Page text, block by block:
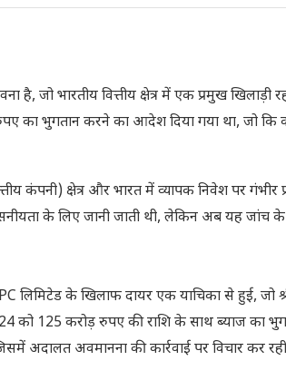
है, जो भारतीय वित्तीय क्षेत्र में एक प्रमुख खिलाड़ी
का भुगतान करने का आदेश दिया गया था, जो कि
कंपनी) क्षेत्र और भारत में व्यापक निवेश पर गंभीर
के लिए जानी जाती थी, लेकिन अब यह जांच
लिमिटेड के खिलाफ दायर एक याचिका से हुई, जो
को 125 करोड़ रुपए की राशि के साथ ब्याज का
अवमानना ​​की कार्रवाई पर विचार कर